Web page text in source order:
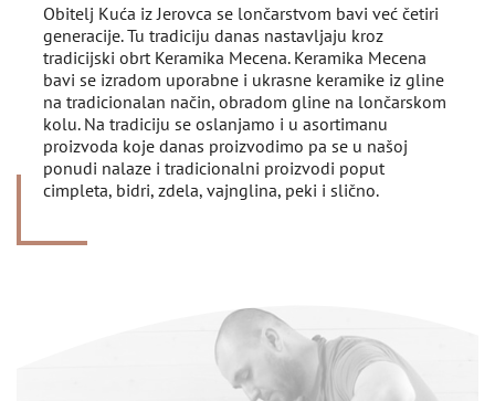
Obitelj Kuća iz Jerovca se lončarstvom bavi već četiri
generacije. Tu tradiciju danas nastavljaju kroz
tradicijski obrt Keramika Mecena. Keramika Mecena
bavi se izradom uporabne i ukrasne keramike iz gline
na tradicionalan način, obradom gline na lončarskom
kolu. Na tradiciju se oslanjamo i u asortimanu
proizvoda koje danas proizvodimo pa se u našoj
ponudi nalaze i tradicionalni proizvodi poput
cimpleta, bidri, zdela, vajnglina, peki i slično.